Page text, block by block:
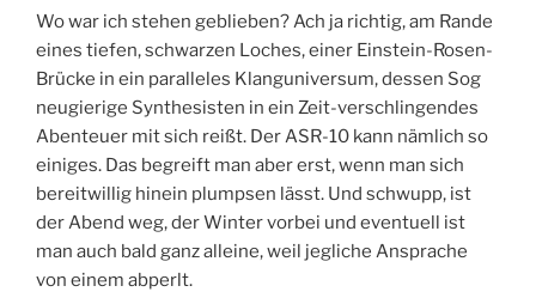
Wo war ich stehen geblieben? Ach ja richtig, am Rande
eines tiefen, schwarzen Loches, einer Einstein-Rosen-
Brücke in ein paralleles Klanguniversum, dessen Sog
neugierige Synthesisten in ein Zeit-verschlingendes
Abenteuer mit sich reißt. Der ASR-10 kann nämlich so
einiges. Das begreift man aber erst, wenn man sich
bereitwillig hinein plumpsen lässt. Und schwupp, ist
der Abend weg, der Winter vorbei und eventuell ist
man auch bald ganz alleine, weil jegliche Ansprache
von einem abperlt.